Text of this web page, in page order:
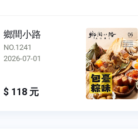
鄉間小路
NO.1241
2026-07-01
$ 118 元